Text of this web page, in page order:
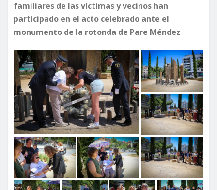
familiares de las víctimas y vecinos han
participado en el acto celebrado ante el
monumento de la rotonda de Pare Méndez